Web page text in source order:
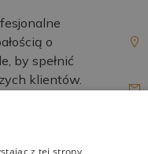
o
by spełnić
klientów.
z tej strony,